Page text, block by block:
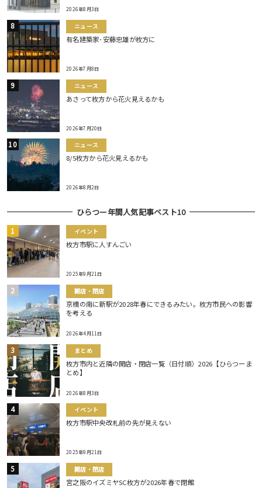
2026年8月3日
ニュース
有名建築家･安藤忠雄が枚方に
2026年7月8日
ニュース
あさって枚方から花火見えるかも
2026年7月20日
ニュース
8/5枚方から花火見えるかも
2026年8月2日
ひらつー年間人気記事ベスト10
イベント
枚方市駅に人すんごい
2025年9月21日
開店・閉店
京橋の南に新駅が2028年春にできるみたい。枚方市民への影響
を考える
2026年4月11日
まとめ
枚方市内と近隣の開店・閉店一覧（日付順）2026【ひらつーま
とめ】
2026年8月3日
イベント
枚方市駅中央改札前の先が見えない
2025年9月21日
開店・閉店
宮之阪のイズミヤSC枚方が2026年春で閉館